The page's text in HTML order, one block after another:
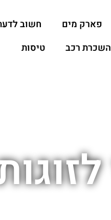
פארק מים חשוב
השכרת רכב טיסות